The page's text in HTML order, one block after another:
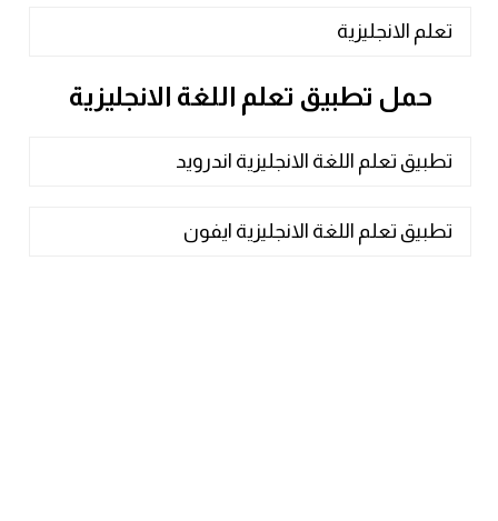
تعلم الانجليزية
حمل تطبيق تعلم اللغة الانجليزية
تطبيق تعلم اللغة الانجليزية اندرويد
تطبيق تعلم اللغة الانجليزية ايفون